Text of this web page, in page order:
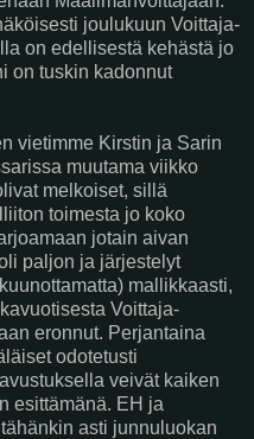
joulukuun Voittaja-
on edellisestä kehästä jo
on tuskin kadonnut
vietimme Kirstin ja Sarin
muutama viikko
melkoiset, sillä
toimesta jo koko
jotain aivan
paljon ja järjestelyt
mallikkaasti,
Voittaja-
eronnut. Perjantaina
odotetusti
veivät kaiken
esittämänä. EH ja
asti junnuluokan